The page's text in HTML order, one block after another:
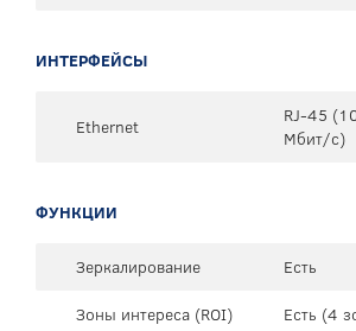
ИНТЕРФЕЙСЫ
Ethernet
RJ-45
Мбит/с)
ФУНКЦИИ
Зеркалирование
Есть
Зоны интереса (ROI)
Есть (4